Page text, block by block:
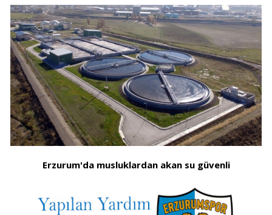
Erzurum'da musluklardan akan su güvenli